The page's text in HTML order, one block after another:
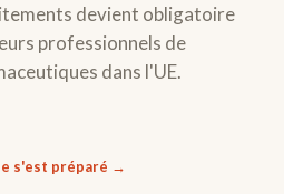
devient obligatoire
professionnels de
dans l'UE.
s'est préparé →